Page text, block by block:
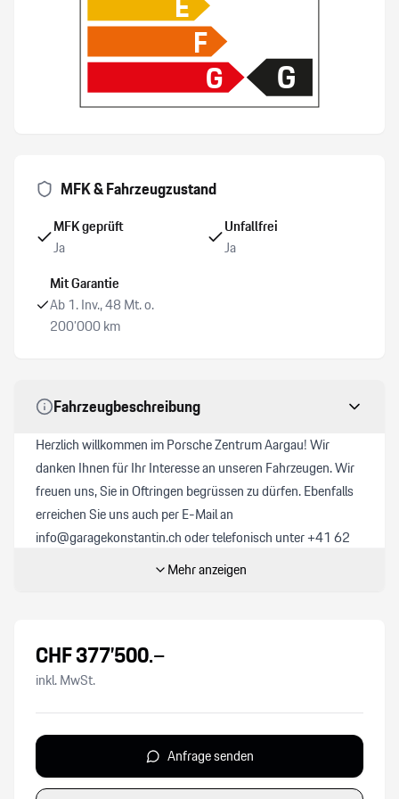
Zentralverriegelung mit Fernbedienung
Keine Gewähr auf die Angaben der Serienausstattungen
Tempomat
Airbag Fahrer und Beifahrerseite
F
G G
MFK & Fahrzeugzustand
MFK geprüft
Ja
Unfallfrei
Ja
Mit Garantie
Ab 1. Inv., 48 Mt. o.
200’000 km
Fahrzeugbeschreibung
Herzlich willkommen im Porsche Zentrum Aargau! Wir
danken Ihnen für Ihr Interesse an unseren Fahrzeugen. Wir
freuen uns, Sie in Oftringen begrüssen zu dürfen. Ebenfalls
erreichen Sie uns auch per E-Mail an
info@garagekonstantin.ch oder telefonisch unter +41 62
791 19 11. Als Ihr Porsche-Partner haben wir vielleicht
schon Ihr Traum-Modell im Angebot. Alle unsere Neuwagen
durchlaufen zusätzlich den «Porsche Approved 111 Punkte
Check». Preisinformation:
850.- ein Ablieferungspaket an. Dies umfasst:
- Vollbetankung
- Autobahnvignette
Mehr anzeigen
CHF377’500.–
inkl. MwSt.
Anfrage senden